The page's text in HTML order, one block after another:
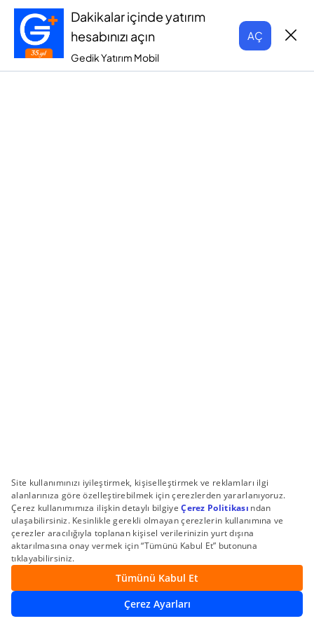
Dakikalar içinde yatırım
hesabınızı açın
Gedik Yatırım Mobil
AÇ